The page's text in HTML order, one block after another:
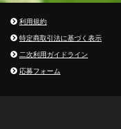
利用規約
特定商取引法に基づく表示
二次利用ガイドライン
応募フォーム